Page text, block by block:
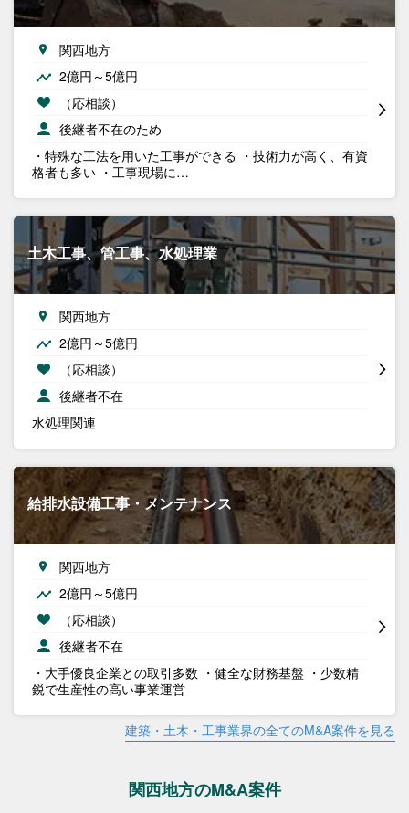
関西地方
2億円～5億円
（応相談）
後継者不在のため
・特殊な工法を用いた工事ができる ・技術力が高く、有資
格者も多い ・工事現場に…
土木工事、管工事、水処理業
関西地方
2億円～5億円
（応相談）
後継者不在
水処理関連
給排水設備工事・メンテナンス
関西地方
2億円～5億円
（応相談）
後継者不在
・大手優良企業との取引多数 ・健全な財務基盤 ・少数精
鋭で生産性の高い事業運営
建築・土木・工事業界の全てのM&A案件を見る
関西地方のM&A案件